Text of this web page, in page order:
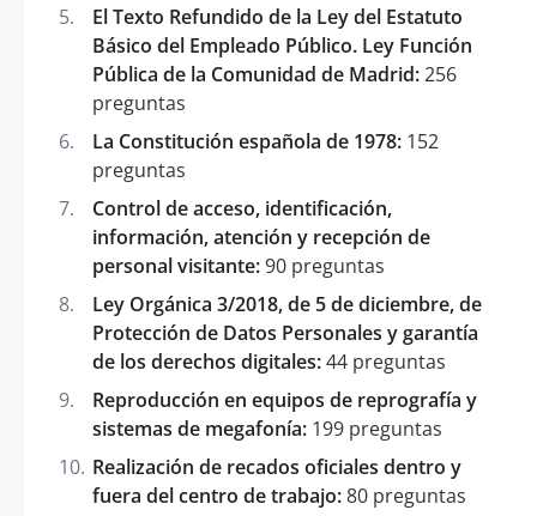
El Texto Refundido de la Ley del Estatuto
Básico del Empleado Público. Ley Función
Pública de la Comunidad de Madrid:256
preguntas
La Constitución española de 1978: 152
preguntas
Control de acceso, identificación,
información, atención y recepción de
personal visitante:90 preguntas
Ley Orgánica 3/2018, de 5 de diciembre, de
Protección de Datos Personales y garantía
de los derechos digitales:44 preguntas
Reproducción en equipos de reprografía y
sistemas de megafonía: 199 preguntas
Realización de recados oficiales dentro y
fuera del centro de trabajo:80 preguntas